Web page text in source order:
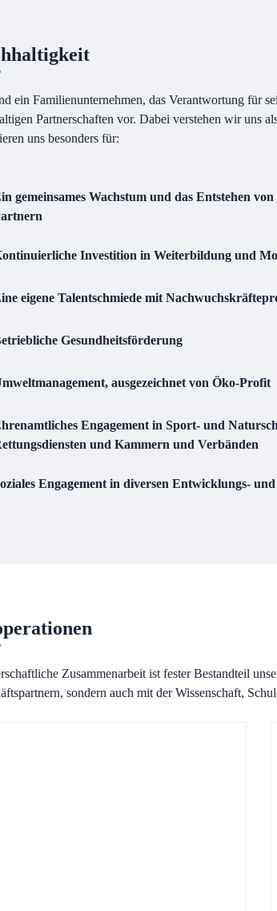
ein Familienunternehmen, das Verantwortung für
Partnerschaften vor. Dabei verstehen wir uns
uns besonders für:
gemeinsames Wachstum und das Entstehen
Investition in Weiterbildung und
eigene Talentschmiede mit
Gesundheitsförderung
ausgezeichnet von Öko-Profit
Engagement in Sport- und
und Kammern und Verbänden
Engagement in diversen Entwicklungs-
Zusammenarbeit ist fester Bestandteil
sondern auch mit der Wissenschaft,